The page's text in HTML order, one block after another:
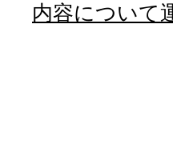
内容について